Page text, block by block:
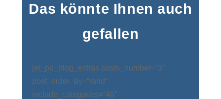
Das könnte Ihnen auch
gefallen
[et_pb_blog_extras posts_number=“3″
post_order_by=“rand“
include_categories=“46″